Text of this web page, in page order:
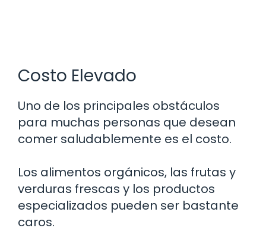
Costo Elevado
Uno de los principales obstáculos
para muchas personas que desean
comer saludablemente es el costo.
Los alimentos orgánicos, las frutas y
verduras frescas y los productos
especializados pueden ser bastante
caros.